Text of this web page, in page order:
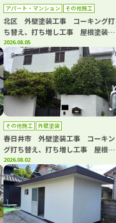
アパート・マンション
その他施工
外壁塗装
屋根塗装 防水工事
北区 外壁塗装工事 コーキング打
ち替え、打ち増し工事 屋根塗装工
事 階段・共用部側溝防水工事 共
用部長尺シート工事 基礎補修工事
2026.08.05
その他施工 外壁塗装
春日井市 外壁塗装工事 コーキン
グ打ち替え、打ち増し工事 屋根カ
バー工事 ベランダトップコート工
事 浴室改修工事 洗面台取り換え
工事 キッチン取り換え工事
2026.08.02